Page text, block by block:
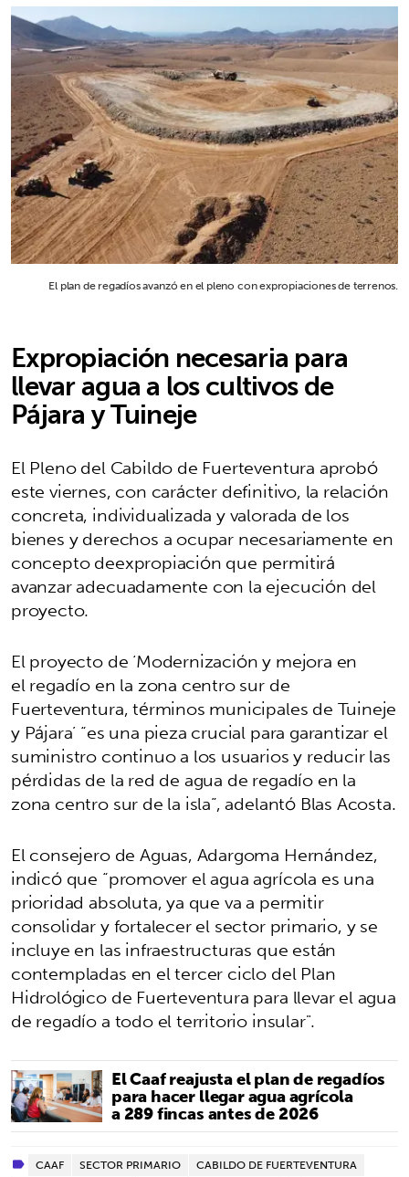
El plan de regadíos avanzó en el pleno con expropiaciones de terrenos.
Expropiación necesaria para
llevar agua a los cultivos de
Pájara y Tuineje
El Pleno del Cabildo de Fuerteventura aprobó
este viernes, con carácter definitivo, la relación
concreta, individualizada y valorada de los
bienes y derechos a ocupar necesariamente en
concepto deexpropiación que permitirá
avanzar adecuadamente con la ejecución del
proyecto.
El proyecto de ‘Modernización y mejora en
el regadío en la zona centro sur de
Fuerteventura, términos municipales de Tuineje
y Pájara’ “es una pieza crucial para garantizar el
suministro continuo a los usuarios y reducir las
pérdidas de la red de agua de regadío en la
zona centro sur de la isla”, adelantó Blas Acosta.
El consejero de Aguas, Adargoma Hernández,
indicó que “promover el agua agrícola es una
prioridad absoluta, ya que va a permitir
consolidar y fortalecer el sector primario, y se
incluye en las infraestructuras que están
contempladas en el tercer ciclo del Plan
Hidrológico de Fuerteventura para llevar el agua
de regadío a todo el territorio insular".
El Caaf reajusta el plan de regadíos
para hacer llegar agua agrícola
a 289 fincas antes de 2026
CAAF SECTOR PRIMARIO
CABILDO DE FUERTEVENTURA